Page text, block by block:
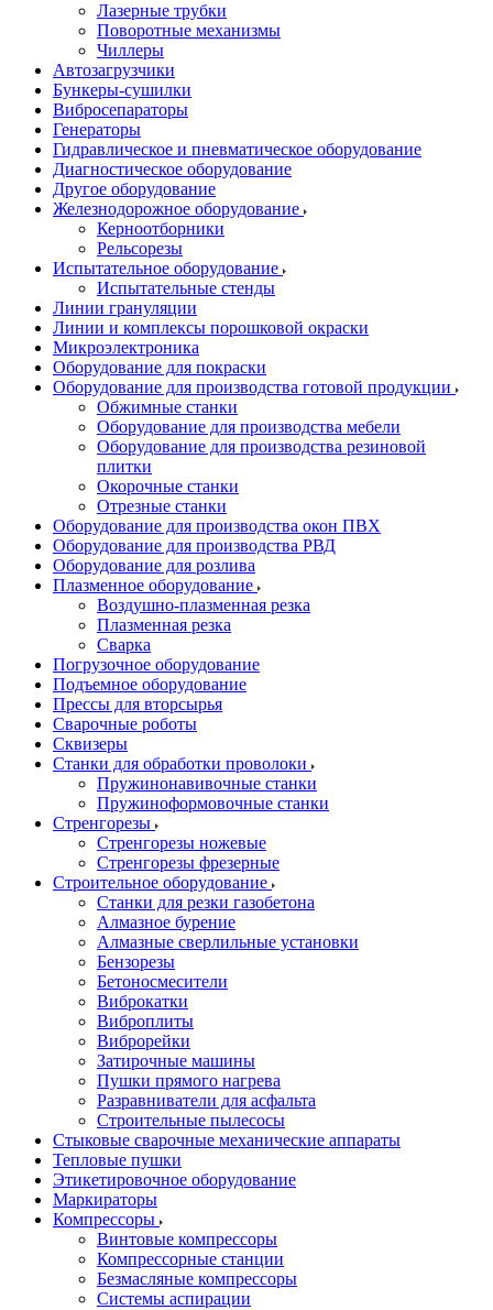
Лазерные трубки
Поворотные механизмы
Чиллеры
Автозагрузчики
Бункеры-сушилки
Вибросепараторы
Генераторы
Гидравлическое и пневматическое оборудование
Диагностическое оборудование
Другое оборудование
Железнодорожное оборудование
Керноотборники
Рельсорезы
Испытательное оборудование
Испытательные стенды
Линии грануляции
Линии и комплексы порошковой окраски
Микроэлектроника
Оборудование для покраски
Оборудование для производства готовой продукции
Обжимные станки
Оборудование для производства мебели
Оборудование для производства резиновой
плитки
Окорочные станки
Отрезные станки
Оборудование для производства окон ПВХ
Оборудование для производства РВД
Оборудование для розлива
Плазменное оборудование
Воздушно-плазменная резка
Плазменная резка
Сварка
Погрузочное оборудование
Подъемное оборудование
Прессы для вторсырья
Сварочные роботы
Сквизеры
Станки для обработки проволоки
Пружинонавивочные станки
Пружиноформовочные станки
Стренгорезы
Стренгорезы ножевые
Стренгорезы фрезерные
Строительное оборудование
Станки для резки газобетона
Алмазное бурение
Алмазные сверлильные установки
Бензорезы
Бетоносмесители
Виброкатки
Виброплиты
Виброрейки
Затирочные машины
Пушки прямого нагрева
Разравниватели для асфальта
Строительные пылесосы
Стыковые сварочные механические аппараты
Тепловые пушки
Этикетировочное оборудование
Маркираторы
Компрессоры
Винтовые компрессоры
Компрессорные станции
Безмасляные компрессоры
Системы аспирации